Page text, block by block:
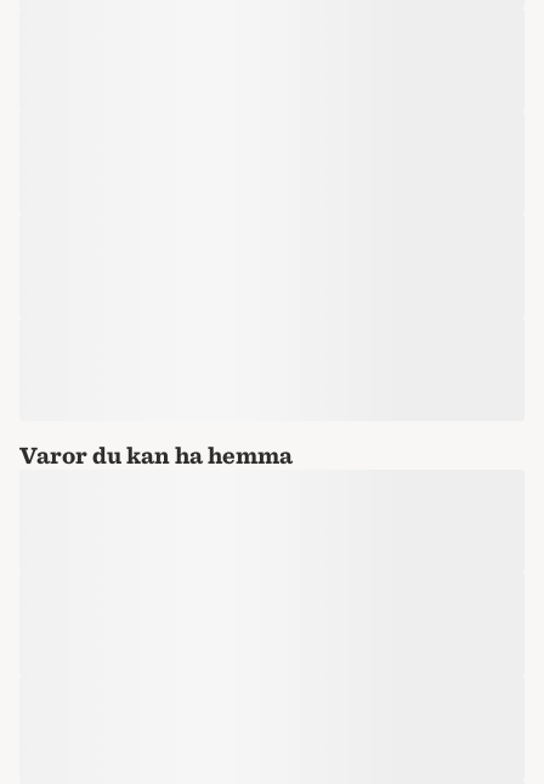
Varor du kan ha hemma